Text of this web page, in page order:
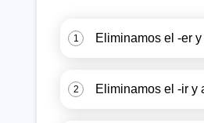
1 Eliminamos el -er
2 Eliminamos el -ir y